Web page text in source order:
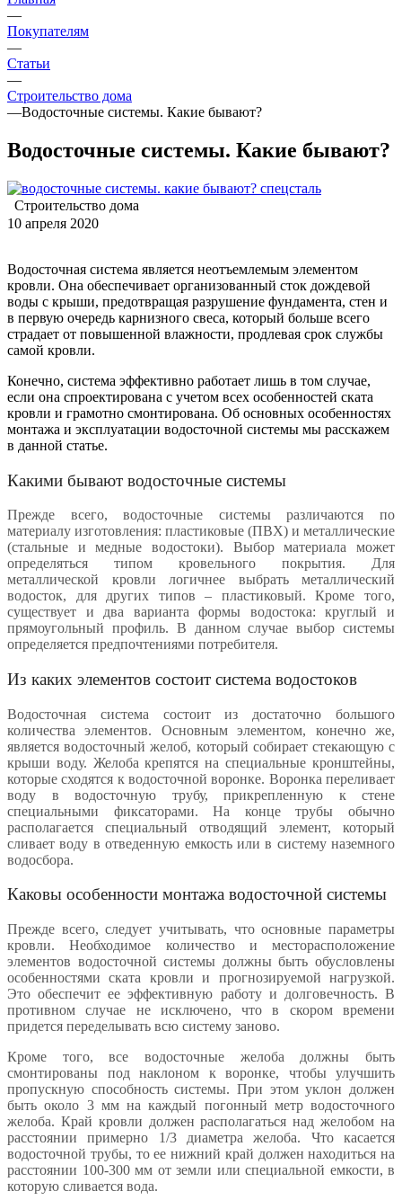
—
Покупателям
—
Статьи
—
Строительство дома
—Водосточные системы. Какие бывают?
Водосточные системы. Какие бывают?
Строительство дома
10 апреля 2020
Водосточная система является неотъемлемым элементом
кровли. Она обеспечивает организованный сток дождевой
воды с крыши, предотвращая разрушение фундамента, стен и
в первую очередь карнизного свеса, который больше всего
страдает от повышенной влажности, продлевая срок службы
самой кровли.
Конечно, система эффективно работает лишь в том случае,
если она спроектирована с учетом всех особенностей ската
кровли и грамотно смонтирована. Об основных особенностях
монтажа и эксплуатации водосточной системы мы расскажем
в данной статье.
Какими бывают водосточные системы
Прежде всего, водосточные системы различаются по
материалу изготовления: пластиковые (ПВХ) и металлические
(стальные и медные водостоки). Выбор материала может
определяться типом кровельного покрытия. Для
металлической кровли логичнее выбрать металлический
водосток, для других типов – пластиковый. Кроме того,
существует и два варианта формы водостока: круглый и
прямоугольный профиль. В данном случае выбор системы
определяется предпочтениями потребителя.
Из каких элементов состоит система водостоков
Водосточная система состоит из достаточно большого
количества элементов. Основным элементом, конечно же,
является водосточный желоб, который собирает стекающую с
крыши воду. Желоба крепятся на специальные кронштейны,
которые сходятся к водосточной воронке. Воронка переливает
воду в водосточную трубу, прикрепленную к стене
специальными фиксаторами. На конце трубы обычно
располагается специальный отводящий элемент, который
сливает воду в отведенную емкость или в систему наземного
водосбора.
Каковы особенности монтажа водосточной системы
Прежде всего, следует учитывать, что основные параметры
кровли. Необходимое количество и месторасположение
элементов водосточной системы должны быть обусловлены
особенностями ската кровли и прогнозируемой нагрузкой.
Это обеспечит ее эффективную работу и долговечность. В
противном случае не исключено, что в скором времени
придется переделывать всю систему заново.
Кроме того, все водосточные желоба должны быть
смонтированы под наклоном к воронке, чтобы улучшить
пропускную способность системы. При этом уклон должен
быть около 3 мм на каждый погонный метр водосточного
желоба. Край кровли должен располагаться над желобом на
расстоянии примерно 1/3 диаметра желоба. Что касается
водосточной трубы, то ее нижний край должен находиться на
расстоянии 100-300 мм от земли или специальной емкости, в
которую сливается вода.